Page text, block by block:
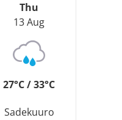
Thu
13 Aug
27°C / 33°C
Sadekuuro